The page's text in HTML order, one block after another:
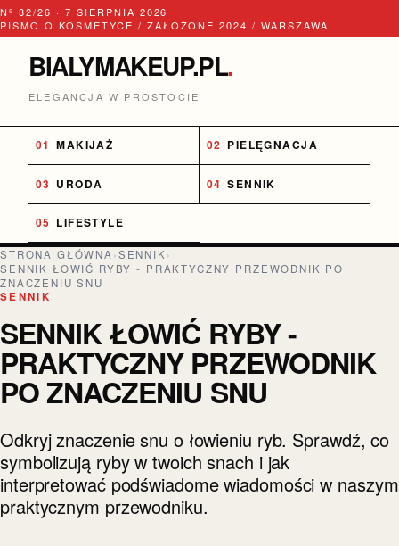
Nº 32/26 · 7 SIERPNIA 2026
PISMO O KOSMETYCE / ZAŁOŻONE 2024 / WARSZAWA
BIALYMAKEUP.PL.
ELEGANCJA W PROSTOCIE
MAKIJAŻ PIELĘGNACJA
URODA SENNIK
LIFESTYLE
STRONA GŁÓWNA›SENNIK›
SENNIK ŁOWIĆ RYBY - PRAKTYCZNY PRZEWODNIK PO
ZNACZENIU SNU
SENNIK
SENNIK ŁOWIĆ RYBY -
PRAKTYCZNY PRZEWODNIK
PO ZNACZENIU SNU
Odkryj znaczenie snu o łowieniu ryb. Sprawdź, co
symbolizują ryby w twoich snach i jak
interpretować podświadome wiadomości w naszym
praktycznym przewodniku.